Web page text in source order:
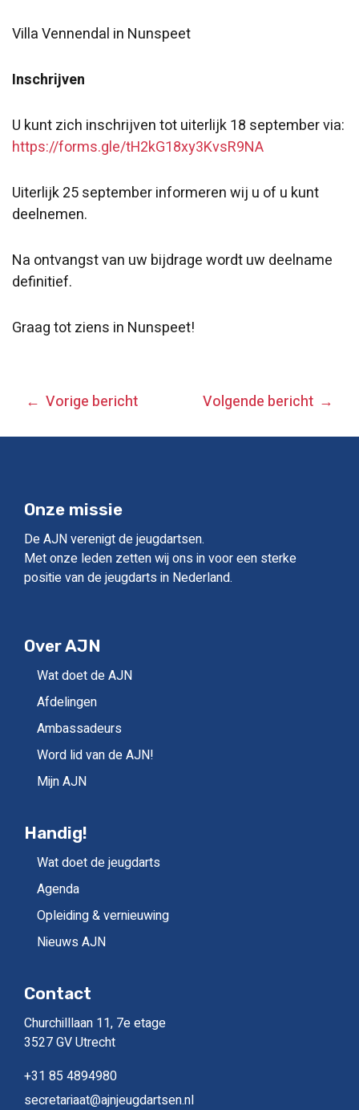
Villa Vennendal in Nunspeet
Inschrijven
U kunt zich inschrijven tot uiterlijk 18 september via:
https://forms.gle/tH2kG18xy3KvsR9NA
Uiterlijk 25 september informeren wij u of u kunt
deelnemen.
Na ontvangst van uw bijdrage wordt uw deelname
definitief.
Graag tot ziens in Nunspeet!
BERICHT
NAVIGATIE
Vorige bericht Volgende bericht
Onze missie
De AJN verenigt de jeugdartsen.
Met onze leden zetten wij ons in voor een sterke
positie van de jeugdarts in Nederland.
Over AJN
Wat doet de AJN
Afdelingen
Ambassadeurs
Word lid van de AJN!
Mijn AJN
Handig!
Wat doet de jeugdarts
Agenda
Opleiding & vernieuwing
Nieuws AJN
Contact
Churchilllaan 11, 7e etage
3527 GV Utrecht
+31 85 4894980
secretariaat@ajnjeugdartsen.nl